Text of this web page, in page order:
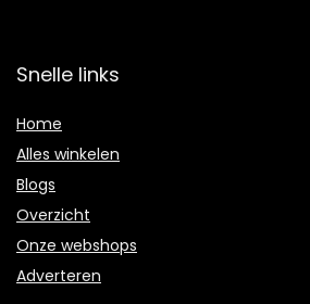
Snelle links
Home
Alles winkelen
Blogs
Overzicht
Onze webshops
Adverteren